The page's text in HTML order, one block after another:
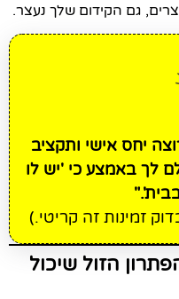
גם הקידום שלך נעצר.
יחס אישי ותקציב
לך באמצע כי 'יש לו
זמינות זה קריטי.)
הזול שיכול